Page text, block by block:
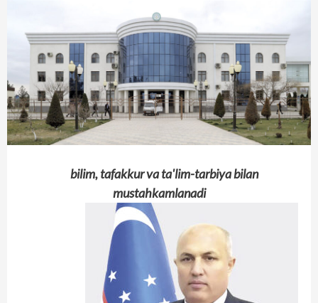
bilim, tafakkur va ta'lim-tarbiya bilan
mustahkamlanadi